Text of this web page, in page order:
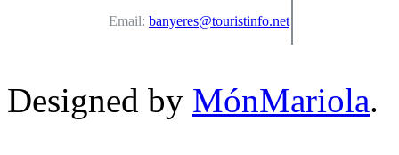
Email: banyeres@touristinfo.net
Designed by MónMariola.